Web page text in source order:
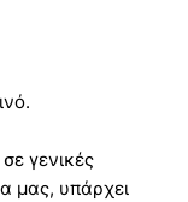
γενικές
μας, υπάρχει